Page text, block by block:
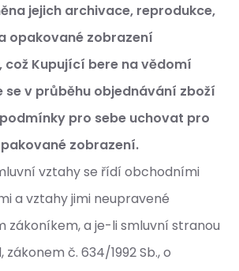
jejich archivace, reprodukce,
opakované zobrazení
což Kupující bere na vědomí
se v průběhu objednávání zboží
pro sebe uchovat pro
zobrazení.
vztahy se řídí obchodními
a vztahy jimi neupravené
zákoníkem, a je-li smluvní stranou
č. 634/1992 Sb., o